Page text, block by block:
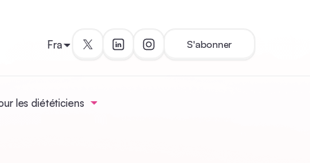
les diététiciens
Fra S'abonner